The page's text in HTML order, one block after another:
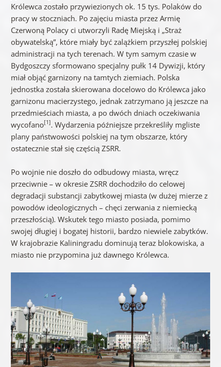
Królewca zostało przywiezionych ok. 15 tys. Polaków do
pracy w stoczniach. Po zajęciu miasta przez Armię
Czerwoną Polacy ci utworzyli Radę Miejską i „Straż
obywatelską”, które miały być zalążkiem przyszłej polskiej
administracji na tych terenach. W tym samym czasie w
Bydgoszczy sformowano specjalny pułk 14 Dywizji, który
miał objąć garnizony na tamtych ziemiach. Polska
jednostka została skierowana docelowo do Królewca jako
garnizonu macierzystego, jednak zatrzymano ją jeszcze na
przedmieściach miasta, a po dwóch dniach oczekiwania
wycofano[1]. Wydarzenia późniejsze przekreśliły mgliste
plany państwowości polskiej na tym obszarze, który
ostatecznie stał się częścią ZSRR.
Po wojnie nie doszło do odbudowy miasta, wręcz
przeciwnie – w okresie ZSRR dochodziło do celowej
degradacji substancji zabytkowej miasta (w dużej mierze z
powodów ideologicznych – chęci zerwania z niemiecką
przeszłością). Wskutek tego miasto posiada, pomimo
swojej długiej i bogatej historii, bardzo niewiele zabytków.
W krajobrazie Kaliningradu dominują teraz blokowiska, a
miasto nie przypomina już dawnego Królewca.